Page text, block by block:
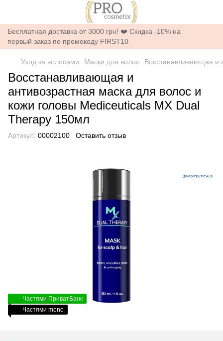
Бесплатная доставка от 3000 грн! ❤️ Скидка -10% на
первый заказ по промокоду FIRST10
Уход за волосами Маски для волос Восстанавливающая и
Восстанавливающая и
антивозрастная маска для волос и
кожи головы Mediceuticals MX Dual
Therapy 150мл
Артикул: 00002100 Оставить отзыв
Частями ПриватБанк
Частями mono